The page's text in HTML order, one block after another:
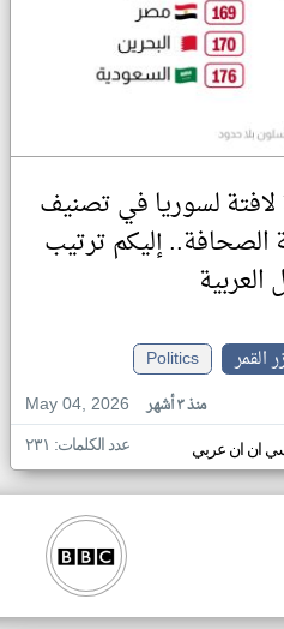
لافتة لسوريا في تصنيف
الصحافة.. إليكم ترتيب
العربية
القمر
Politics
May 04, 2026
منذ ٣ أشهر
ان ان عربي عدد الكلمات: ٢٣١